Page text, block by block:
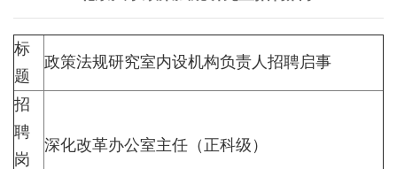
标
题
政策法规研究室内设机构负责人招聘启事
招
聘
岗
深化改革办公室主任（正科级）